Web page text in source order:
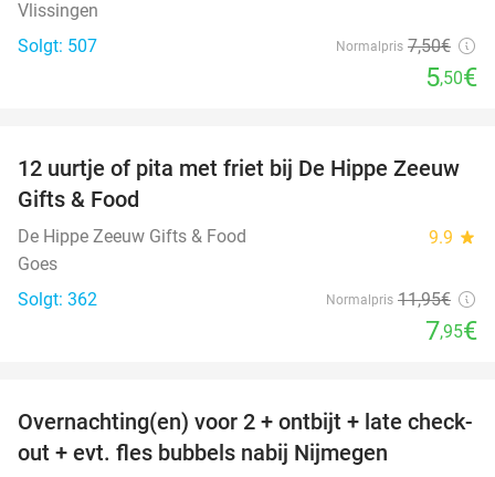
Vlissingen
Solgt: 507
Normalpris 7,50€
5,50€
33%
12 uurtje of pita met friet bij De Hippe Zeeuw
Gifts & Food
De Hippe Zeeuw Gifts & Food 9.9 star
Goes
Solgt: 362
Normalpris 11,95€
7,95€
53%
Overnachting(en) voor 2 + ontbijt + late check-
out + evt. fles bubbels nabij Nijmegen